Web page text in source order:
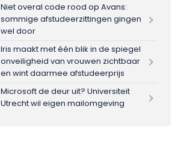
Niet overal code rood op Avans:
sommige afstudeerzittingen gingen
wel door
Iris maakt met één blik in de spiegel
onveiligheid van vrouwen zichtbaar
en wint daarmee afstudeerprijs
Microsoft de deur uit? Universiteit
Utrecht wil eigen mailomgeving